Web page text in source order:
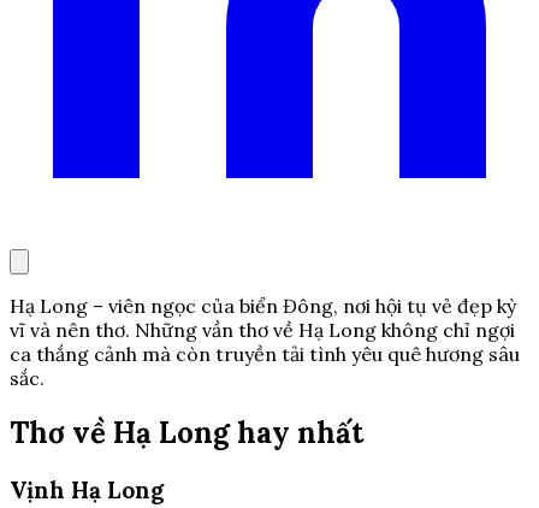
Hạ Long – viên ngọc của biển Đông, nơi hội tụ vẻ đẹp kỳ
vĩ và nên thơ. Những vần thơ về Hạ Long không chỉ ngợi
ca thắng cảnh mà còn truyền tải tình yêu quê hương sâu
sắc.
Thơ về Hạ Long hay nhất
Vịnh Hạ Long